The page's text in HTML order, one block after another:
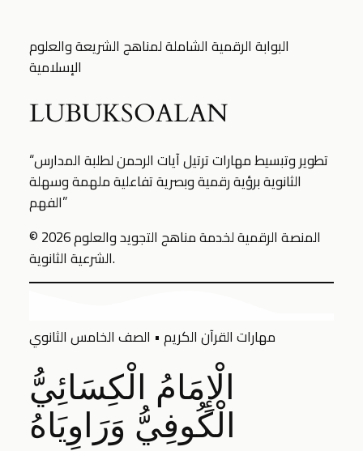
البوابة الرقمية الشاملة لمناهج الشريعة والعلوم
الإسلامية
LUBUKSOALAN
“تطوير وتبسيط مهارات ترتيل آيات الرحمن لطلبة المدارس
الثانوية برؤية رقمية وبصرية تفاعلية ملهمة وسهلة
الفهم”
© 2026 المنصة الرقمية لخدمة مناهج التجويد والعلوم
الشرعية الثانوية.
مهارات القرآن الكريم • الصف الخامس الثانوي
الْإِمَامُ الْكِسَائِيُّ
الْكُوفِيُّ وَرَاوِيَاهُ